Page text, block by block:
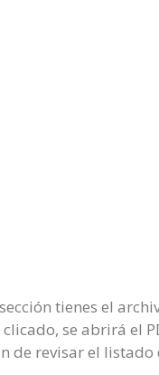
tienes el
clicado, se abrirá el
de revisar el